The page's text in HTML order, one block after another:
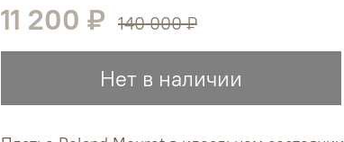
11 200 ₽ 140 000 ₽
Нет в наличии